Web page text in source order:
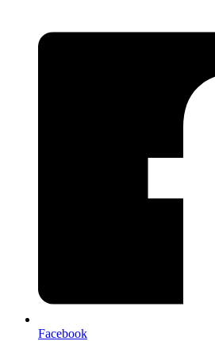
Facebook